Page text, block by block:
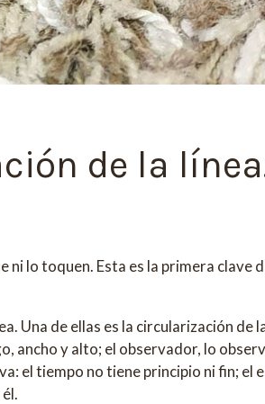
de la
lo toquen. Esta es la primera clave
Una de ellas es la circularización de
y alto; el observador, lo
el tiempo no tiene principio ni fin; el